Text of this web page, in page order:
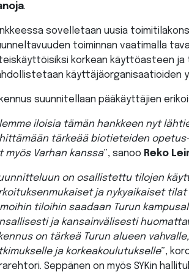
.
sovelletaan uusia
toiminnan vaatimalla
korkean käyttöasteen ja
käyttäjäorganisaatioiden
suunnitellaan pääkäyttäjien
iloisia tämän hankkeen nyt
tärkeää biotieteiden
myös Varhan kanssa”, sanoo Reko
on osallistettu tilojen
ja nykyaikaiset
tiloihin saadaan Turun
ja kansainvälisesti
on tärkeä Turun alueen
ja korkeakoulutukselle”,
Seppänen on myös SYKin